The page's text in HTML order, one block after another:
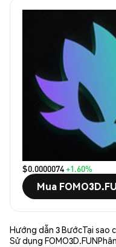
$0.0000074+1.60%
Mua
Hướng dẫn 3 BướcTại sao
Sử dụng FOMO3D.FUN